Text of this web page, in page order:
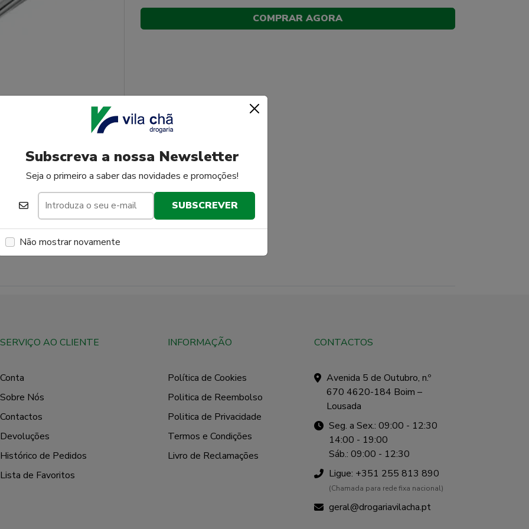
Subscreva a nossa Newsletter
Seja o primeiro a saber das novidades e promoções!
SUBSCREVER
Não mostrar novamente
COMPRAR AGORA
SERVIÇO AO CLIENTE
Conta
Sobre Nós
Contactos
Devoluções
Histórico de Pedidos
Lista de Favoritos
INFORMAÇÃO
Política de Cookies
Politica de Reembolso
Politica de Privacidade
Termos e Condições
Livro de Reclamações
CONTACTOS
Avenida 5 de Outubro, n.º
670 4620-184 Boim –
Lousada
Seg. a Sex.: 09:00 - 12:30
14:00 - 19:00
Sáb.: 09:00 - 12:30
Ligue: +351 255 813 890
(Chamada para rede fixa nacional)
geral@drogariavilacha.pt